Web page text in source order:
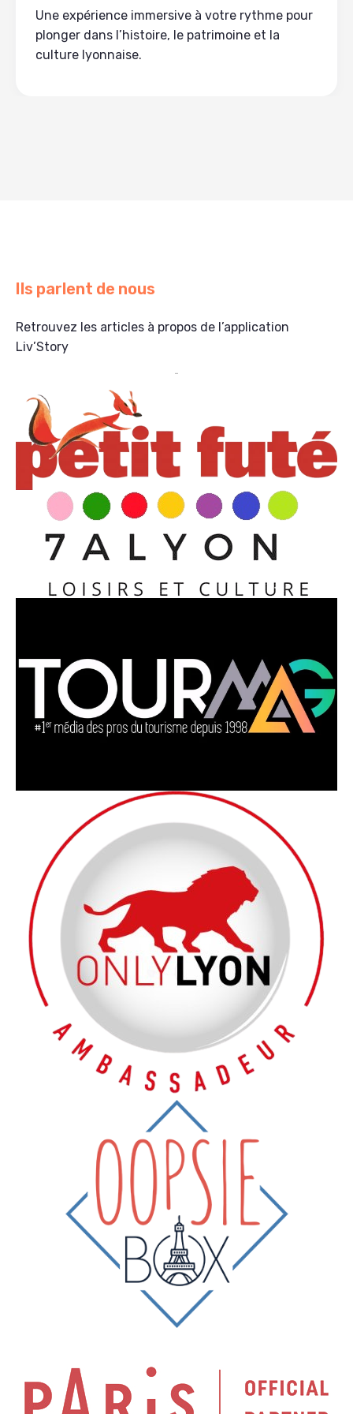
Une expérience immersive à votre rythme pour
plonger dans l’histoire, le patrimoine et la
culture lyonnaise.
Ils parlent de nous
Retrouvez les articles à propos de l’application
Liv’Story